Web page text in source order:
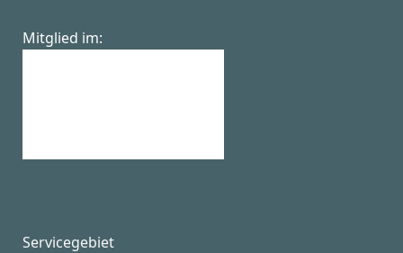
Mitglied im:Deutscher Schädlingsbekämpfer Verband
Servicegebiet